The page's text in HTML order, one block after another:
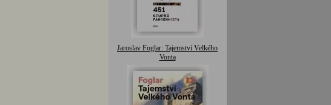
Jaroslav Foglar: Tajemství Velkého
Vonta